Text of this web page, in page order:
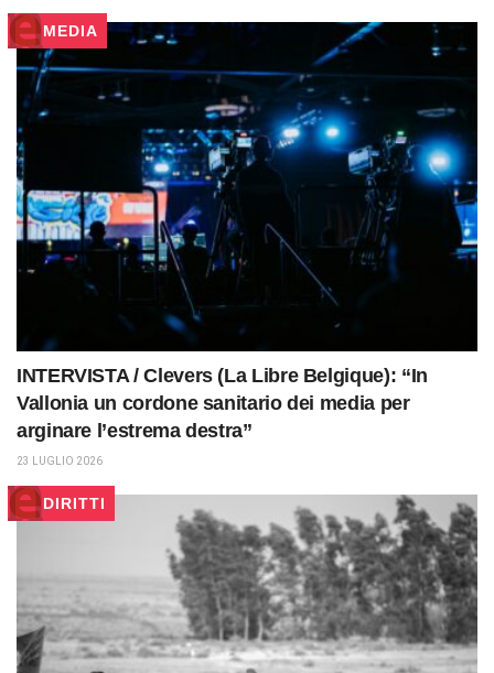
MEDIA
INTERVISTA / Clevers (La Libre Belgique): “In
Vallonia un cordone sanitario dei media per
arginare l’estrema destra”
23 LUGLIO 2026
DIRITTI